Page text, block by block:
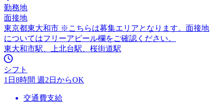
勤務地
面接地
東京都東大和市 ※こちらは募集エリアとなります。面接地
についてはフリーアピール欄をご確認ください。
東大和市駅、上北台駅、桜街道駅
シフト
1日8時間 週2日からOK
交通費支給